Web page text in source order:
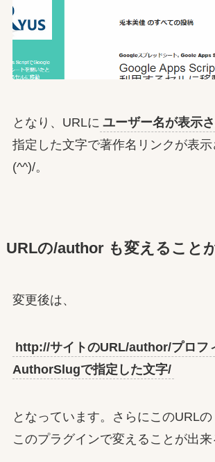
となり、URLに ユーザー名が表示
指定した文字で著作名リンクが表示
(^^)/。
URLの/author も変えること
変更後は、
http://サイトのURL/author/プロフ
AuthorSlugで指定した文字/
となっています。さらにこのURL
このプラグインで変えることが出来